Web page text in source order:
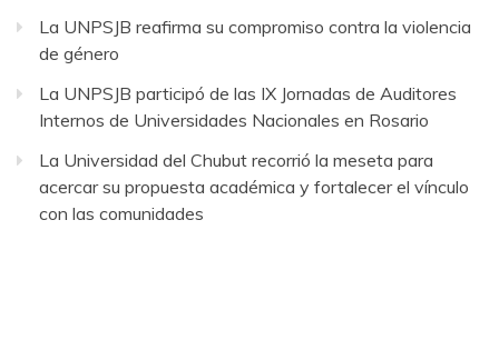
La UNPSJB reafirma su compromiso contra la violencia
de género
La UNPSJB participó de las IX Jornadas de Auditores
Internos de Universidades Nacionales en Rosario
La Universidad del Chubut recorrió la meseta para
acercar su propuesta académica y fortalecer el vínculo
con las comunidades